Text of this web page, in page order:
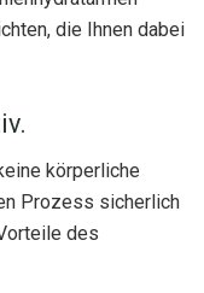
die Ihnen dabei
körperliche
Prozess sicherlich
des